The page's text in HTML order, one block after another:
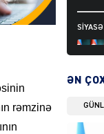
rəmzinə
DÜNYA
ƏN